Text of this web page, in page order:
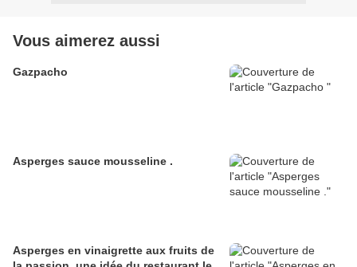
Vous aimerez aussi
Gazpacho
Asperges sauce mousseline .
Asperges en vinaigrette aux fruits de